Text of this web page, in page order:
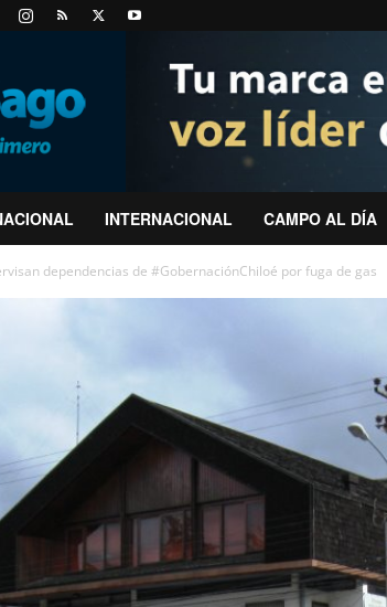
INTERNACIONAL CAMPO AL DÍA
dependencias de #GobernaciónChiloé por fuga de gas